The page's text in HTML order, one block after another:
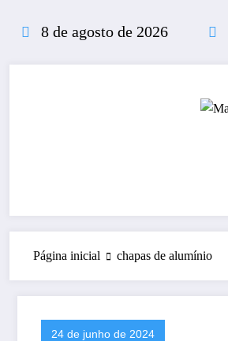
conteúdo
8 de agosto de 2026
Página inicial chapas de alumínio
24 de junho de 2024